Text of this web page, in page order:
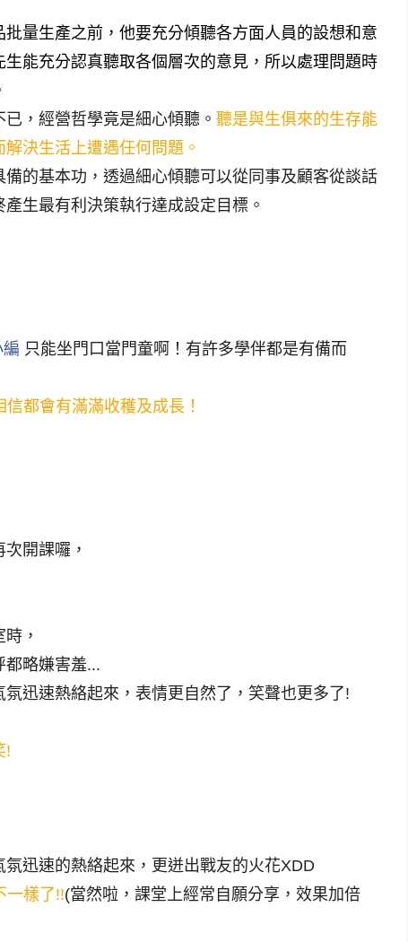
量生產之前，他要充分傾聽各方面人員的設想和意
能充分認真聽取各個層次的意見，所以處理問題時
，經營哲學竟是細心傾聽。 聽是與生俱來的生存能
解決生活上遭遇任何問題 。
的基本功，透過細心傾聽可以從同事及顧客從談話
生最有利決策執行達成設定目標。
編 只能坐門口當門童啊！有許多學伴都是有備而
信都會有滿滿收穫及成長 ！
開課囉，
，
都略嫌害羞...
迅速熱絡起來，表情更自然了，笑聲也更多了!
!
迅速的熱絡起來，更迸出戰友的火花XDD
一樣了!!(當然啦，課堂上經常自願分享，效果加倍